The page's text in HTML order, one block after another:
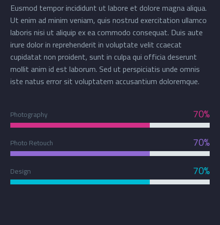
Eusmod tempor incididunt ut labore et dolore magna aliqua.
Ut enim ad minim veniam, quis nostrud exercitation ullamco
laboris nisi ut aliquip ex ea commodo consequat. Duis aute
irure dolor in reprehenderit in voluptate velit ccaecat
cupidatat non proident, sunt in culpa qui officia deserunt
mollit anim id est laborum. Sed ut perspiciatis unde omnis
iste natus error sit voluptatem accusantium doloremque.
Photography 70%
Photo Retouch 70%
Design 70%